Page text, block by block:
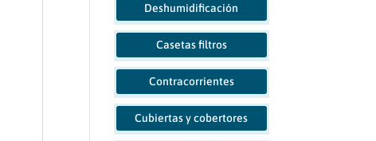
Deshumidificación
Casetas filtros
Contracorrientes
Cubiertas y cobertores